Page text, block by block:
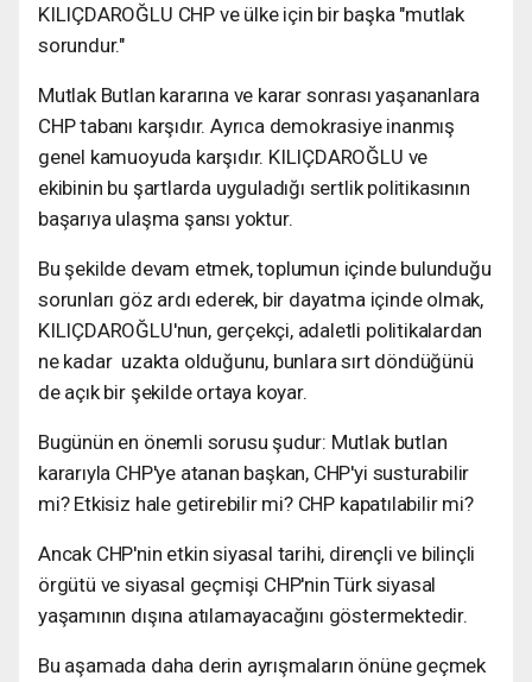
KILIÇDAROĞLU CHP ve ülke için bir başka "mutlak
sorundur."
Mutlak Butlan kararına ve karar sonrası yaşananlara
CHP tabanı karşıdır. Ayrıca demokrasiye inanmış
genel kamuoyuda karşıdır. KILIÇDAROĞLU ve
ekibinin bu şartlarda uyguladığı sertlik politikasının
başarıya ulaşma şansı yoktur.
Bu şekilde devam etmek, toplumun içinde bulunduğu
sorunları göz ardı ederek, bir dayatma içinde olmak,
KILIÇDAROĞLU'nun, gerçekçi, adaletli politikalardan
ne kadar uzakta olduğunu, bunlara sırt döndüğünü
de açık bir şekilde ortaya koyar.
Bugünün en önemli sorusu şudur: Mutlak butlan
kararıyla CHP'ye atanan başkan, CHP'yi susturabilir
mi? Etkisiz hale getirebilir mi? CHP kapatılabilir mi?
Ancak CHP'nin etkin siyasal tarihi, dirençli ve bilinçli
örgütü ve siyasal geçmişi CHP'nin Türk siyasal
yaşamının dışına atılamayacağını göstermektedir.
Bu aşamada daha derin ayrışmaların önüne geçmek